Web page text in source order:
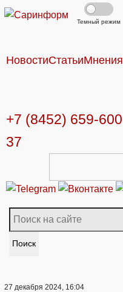
Темный режим
НовостиСтатьиМнения
+7 (8452) 659-600
37
Поиск
27 декабря 2024, 16:04